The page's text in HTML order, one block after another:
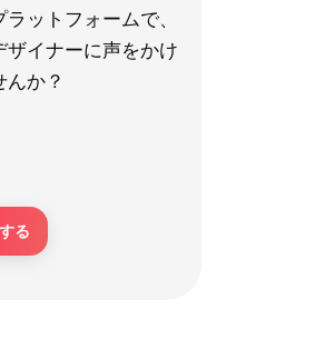
ットフォームで、
イナーに声をかけ
んか？
る